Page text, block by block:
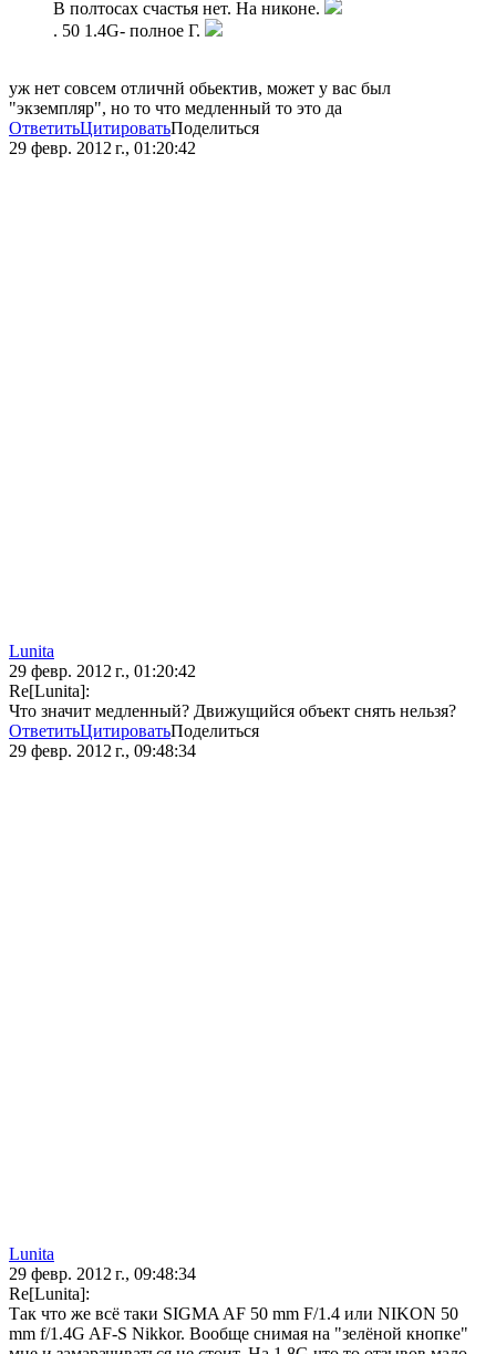
В полтосах счастья нет. На никоне.
. 50 1.4G- полное Г.
уж нет совсем отличнй обьектив, может у вас был
"экземпляр", но то что медленный то это да
ОтветитьЦитироватьПоделиться
29 февр. 2012 г., 01:20:42
Lunita
29 февр. 2012 г., 01:20:42
Re[Lunita]:
Что значит медленный? Движущийся объект снять нельзя?
ОтветитьЦитироватьПоделиться
29 февр. 2012 г., 09:48:34
Lunita
29 февр. 2012 г., 09:48:34
Re[Lunita]:
Так что же всё таки SIGMA AF 50 mm F/1.4 или NIKON 50
mm f/1.4G AF-S Nikkor. Вообще снимая на "зелёной кнопке"